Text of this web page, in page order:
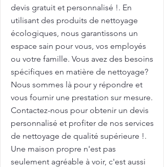
devis gratuit et personnalisé !. En
utilisant des produits de nettoyage
écologiques, nous garantissons un
espace sain pour vous, vos employés
ou votre famille. Vous avez des besoins
spécifiques en matière de nettoyage?
Nous sommes là pour y répondre et
vous fournir une prestation sur mesure.
Contactez-nous pour obtenir un devis
personnalisé et profiter de nos services
de nettoyage de qualité supérieure !.
Une maison propre n'est pas
seulement agréable à voir, c'est aussi